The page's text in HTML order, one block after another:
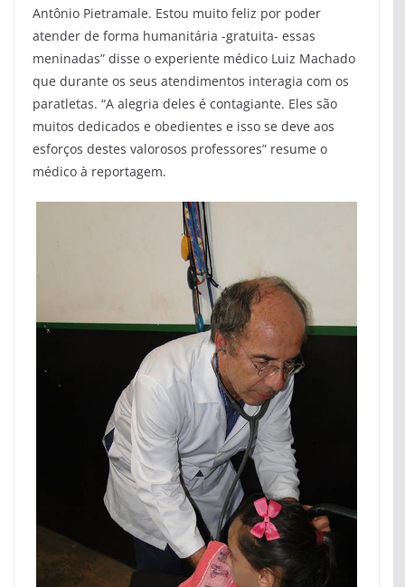
Antônio Pietramale. Estou muito feliz por poder
atender de forma humanitária -gratuita- essas
meninadas” disse o experiente médico Luiz Machado
que durante os seus atendimentos interagia com os
paratletas. “A alegria deles é contagiante. Eles são
muitos dedicados e obedientes e isso se deve aos
esforços destes valorosos professores” resume o
médico à reportagem.